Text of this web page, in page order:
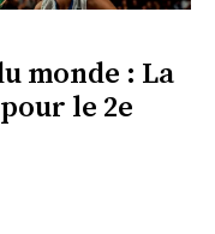
monde : La
le 2e